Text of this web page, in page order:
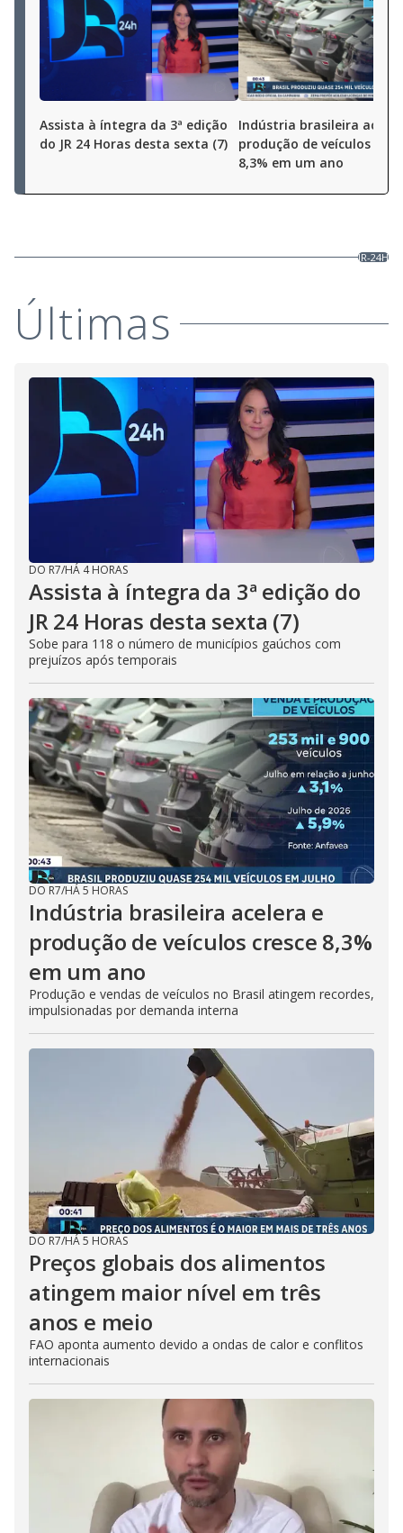
Assista à íntegra da 3ª edição
do JR 24 Horas desta sexta (7)
Indústria brasileira
produção de veículos
8,3% em um ano
JR-24H
Últimas
DO R7/HÁ 4 HORAS
Assista à íntegra da 3ª edição do
JR 24 Horas desta sexta (7)
Sobe para 118 o número de municípios gaúchos com
prejuízos após temporais
DO R7/HÁ 5 HORAS
Indústria brasileira acelera e
produção de veículos cresce 8,3%
em um ano
Produção e vendas de veículos no Brasil atingem recordes,
impulsionadas por demanda interna
DO R7/HÁ 5 HORAS
Preços globais dos alimentos
atingem maior nível em três
anos e meio
FAO aponta aumento devido a ondas de calor e conflitos
internacionais